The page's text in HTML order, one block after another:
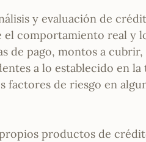
y evaluación de
comportamiento real y
de pago, montos a cubrir,
a lo establecido en la
de riesgo en
productos de